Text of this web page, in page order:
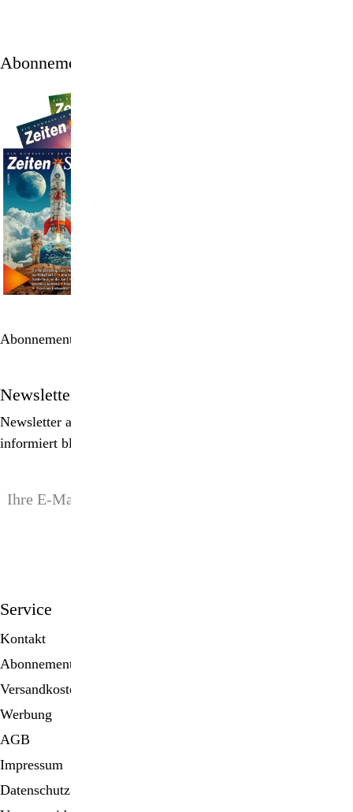
Abonnement
Abonnement bestellen
Newsletter
Newsletter abonnieren, Spezialangebote erhalten und
informiert bleiben!
Service
Kontakt
Abonnement
Versandkosten
Werbung
AGB
Impressum
Datenschutz